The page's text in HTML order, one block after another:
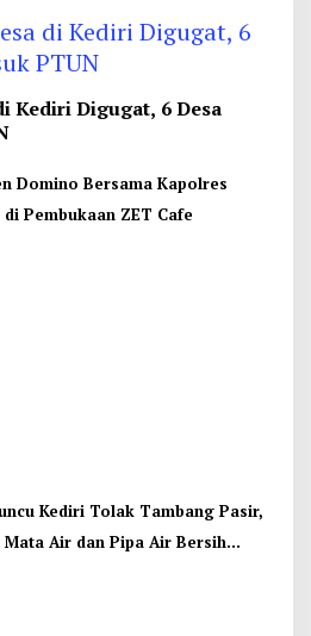
Kediri Digugat, 6 Desa
Domino Bersama Kapolres
di Pembukaan ZET Cafe
Kediri Tolak Tambang Pasir,
Air dan Pipa Air Bersih